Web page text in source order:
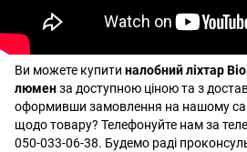
Ви можете купити налобний ліхтар
люменза доступною ціною та з
оформивши замовлення на нашому
щодо товару? Телефонуйте нам за
050-033-06-38. Будемо раді